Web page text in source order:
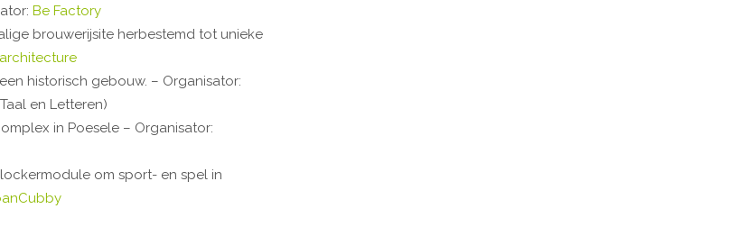
Be Factory
brouwerijsite herbestemd tot unieke
historisch gebouw. – Organisator:
en Letteren)
in Poesele – Organisator:
om sport- en spel in